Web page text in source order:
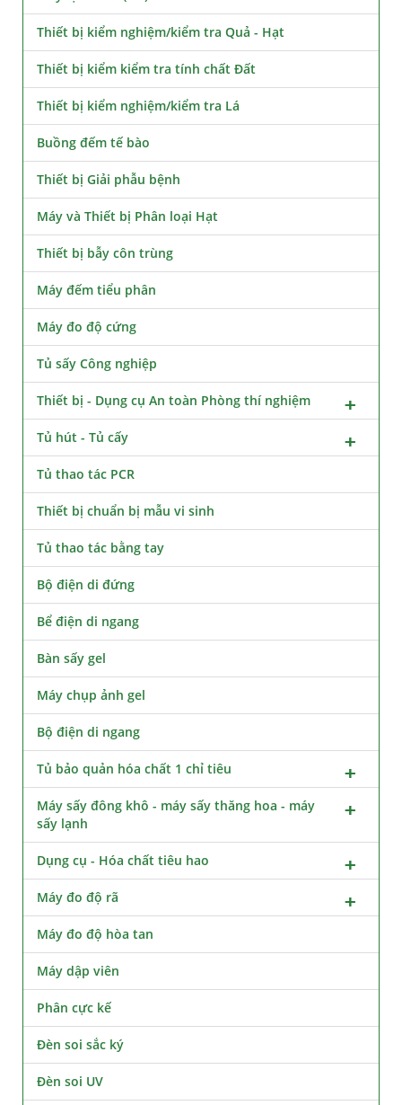
Thiết bị kiểm nghiệm/kiểm tra Quả - Hạt
Thiết bị kiểm kiểm tra tính chất Đất
Thiết bị kiểm nghiệm/kiểm tra Lá
Buồng đếm tế bào
Thiết bị Giải phẫu bệnh
Máy và Thiết bị Phân loại Hạt
Thiết bị bẫy côn trùng
Máy đếm tiểu phân
Máy đo độ cứng
Tủ sấy Công nghiệp
Thiết bị - Dụng cụ An toàn Phòng thí nghiệm
Tủ hút - Tủ cấy
Tủ thao tác PCR
Thiết bị chuẩn bị mẫu vi sinh
Tủ thao tác bằng tay
Bộ điện di đứng
Bể điện di ngang
Bàn sấy gel
Máy chụp ảnh gel
Bộ điện di ngang
Tủ bảo quản hóa chất 1 chỉ tiêu
Máy sấy đông khô - máy sấy thăng hoa - máy
sấy lạnh
Dụng cụ - Hóa chất tiêu hao
Máy đo độ rã
Máy đo độ hòa tan
Máy dập viên
Phân cực kế
Đèn soi sắc ký
Đèn soi UV